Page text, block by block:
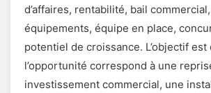
d’affaires, rentabilité, bail
équipements, équipe en place,
potentiel de croissance. L’objectif
l’opportunité correspond à une
investissement commercial, une